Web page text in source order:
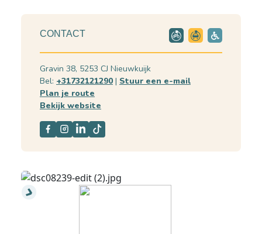
CONTACT
Gravin 38, 5253 CJ Nieuwkuijk
Bel: +31732121290 | Stuur een e-mail
Plan je route
Bekijk website